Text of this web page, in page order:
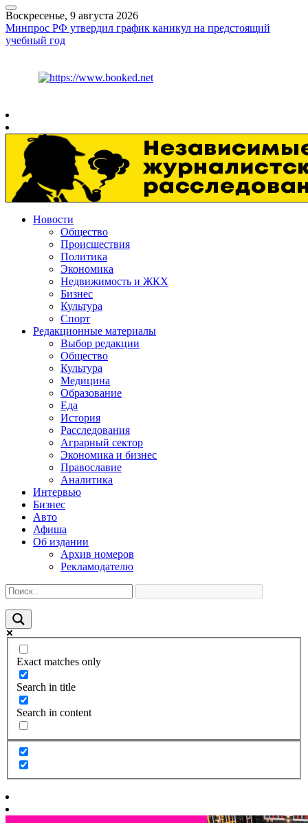
Воскресенье, 9 августа 2026
Минпрос РФ утвердил график каникул на предстоящий
учебный год
Новости
Общество
Происшествия
Политика
Экономика
Недвижимость и ЖКХ
Бизнес
Культура
Спорт
Редакционные материалы
Выбор редакции
Общество
Культура
Медицина
Образование
Еда
История
Расследования
Аграрный сектор
Экономика и бизнес
Православие
Аналитика
Интервью
Бизнес
Авто
Афиша
Об издании
Архив номеров
Рекламодателю
Exact matches only
Search in title
Search in content